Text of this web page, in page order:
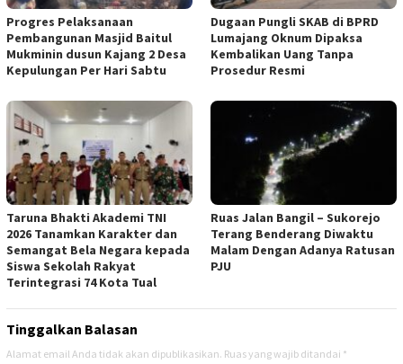
Progres Pelaksanaan
Pembangunan Masjid Baitul
Mukminin dusun Kajang 2 Desa
Kepulungan Per Hari Sabtu
Dugaan Pungli SKAB di BPRD
Lumajang Oknum Dipaksa
Kembalikan Uang Tanpa
Prosedur Resmi
Taruna Bhakti Akademi TNI
2026 Tanamkan Karakter dan
Semangat Bela Negara kepada
Siswa Sekolah Rakyat
Terintegrasi 74 Kota Tual
Ruas Jalan Bangil – Sukorejo
Terang Benderang Diwaktu
Malam Dengan Adanya Ratusan
PJU
Tinggalkan Balasan
Alamat email Anda tidak akan dipublikasikan. Ruas yang wajib ditandai *